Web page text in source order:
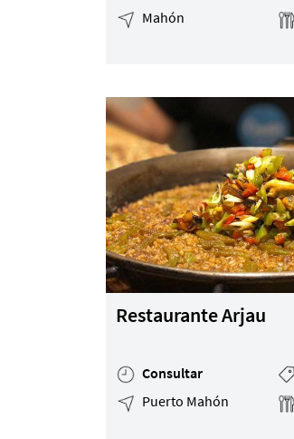
Mahón
Restaurante Arjau
Consultar
Puerto Mahón